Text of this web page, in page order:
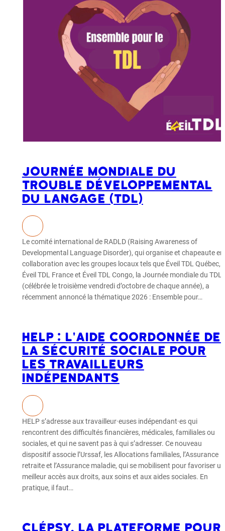
Journée mondiale du
Trouble Développemental
du Langage (TDL)
Le comité international de RADLD (Raising Awareness of
Developmental Language Disorder), qui organise et chapeaute en
collaboration avec les groupes locaux tels que Éveil TDL Québec,
Éveil TDL France et Éveil TDL Congo, la Journée mondiale du TDL
(célébrée le troisième vendredi d’octobre de chaque année), a
récemment annoncé la thématique 2026 : Ensemble pour…
Help : l'aide coordonnée de
la Sécurité sociale pour
les travailleurs
indépendants
HELP s’adresse aux travailleur·euses indépendant·es qui
rencontrent des difficultés financières, médicales, familiales ou
sociales, et qui ne savent pas à qui s’adresser. Ce nouveau
dispositif associe l’Urssaf, les Allocations familiales, l’Assurance
retraite et l’Assurance maladie, qui se mobilisent pour favoriser un
meilleur accès aux droits, aux soins et aux aides sociales. En
pratique, il faut…
CléPsy, la plateforme pour